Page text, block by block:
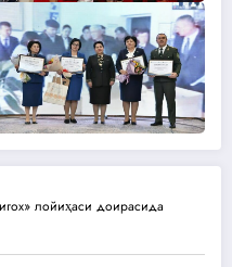
лойиҳаси доирасида